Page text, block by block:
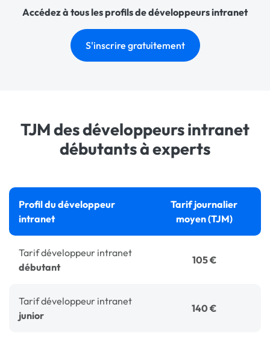
Accédez à tous les profils de développeurs intranet
S'inscrire gratuitement
TJM des développeurs intranet
débutants à experts
Profil du développeur
intranet
Tarif journalier
moyen (TJM)
Tarif développeur intranet
débutant
105 €
Tarif développeur intranet
junior
140 €